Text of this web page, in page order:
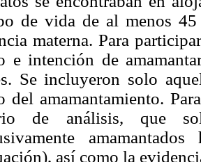
de vida de al menos 45
materna. Para
e intención de
Se incluyeron solo
del amamantamiento.
de análisis, que
así como la